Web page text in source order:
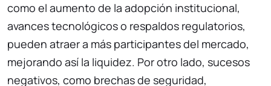
como el aumento de la adopción institucional,
avances tecnológicos o respaldos regulatorios,
pueden atraer a más participantes del mercado,
mejorando así la liquidez. Por otro lado, sucesos
negativos, como brechas de seguridad,